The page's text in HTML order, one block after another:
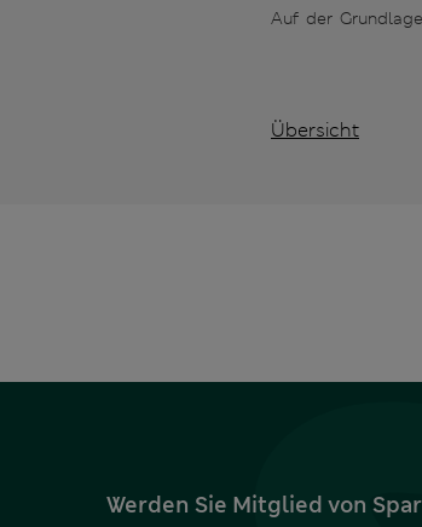
Auf der
Übersicht
Werden Sie Mitglied von